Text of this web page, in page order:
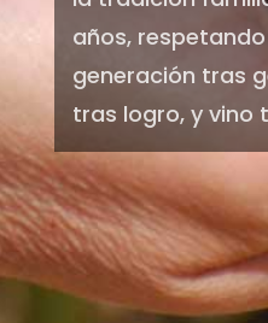
años,
generación tras
tras logro, y vino